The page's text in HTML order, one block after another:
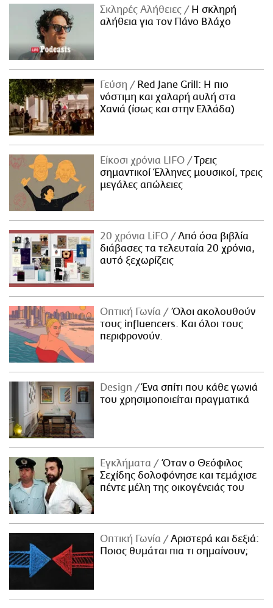
Σκληρές Αλήθειες
H σκληρή
αλήθεια για τον Πάνο Βλάχο
Γεύση
Red Jane Grill: Η πιο
νόστιμη και χαλαρή αυλή στα
Χανιά (ίσως και στην Ελλάδα)
Είκοσι χρόνια LIFO
Tρεις
σημαντικοί Έλληνες μουσικοί, τρεις
μεγάλες απώλειες
20 χρόνια LiFO
Από όσα βιβλία
διάβασες τα τελευταία 20 χρόνια,
αυτό ξεχωρίζεις
Οπτική Γωνία
Όλοι ακολουθούν
τους influencers. Και όλοι τους
περιφρονούν.
Design
Ένα σπίτι που κάθε γωνιά
του χρησιμοποιείται πραγματικά
Εγκλήματα
Όταν ο Θεόφιλος
Σεχίδης δολοφόνησε και τεμάχισε
πέντε μέλη της οικογένειάς του
Οπτική Γωνία
Αριστερά και δεξιά:
Ποιος θυμάται πια τι σημαίνουν;